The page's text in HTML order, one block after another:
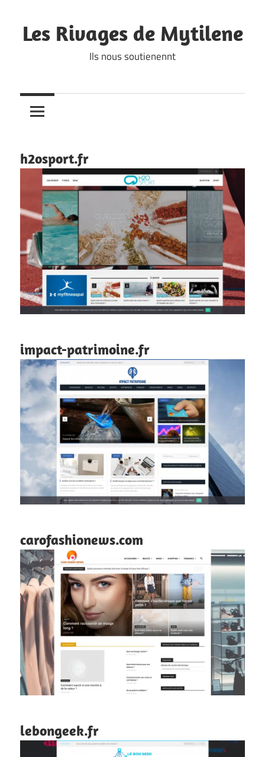
to
content
Les Rivages de Mytilene
Ils nous soutienennt
h2osport.fr
impact-patrimoine.fr
carofashionews.com
lebongeek.fr